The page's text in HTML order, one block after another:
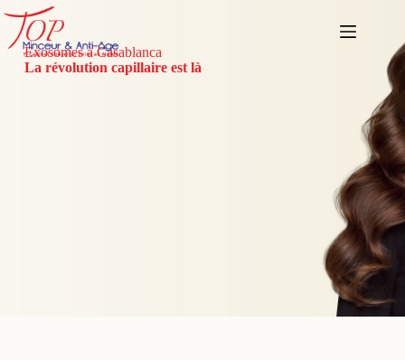
Exosomes à Casablanca
La révolution capillaire est là